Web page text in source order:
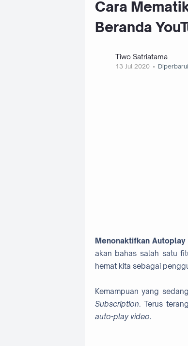
Cara
Beranda
Tiwo Satriatama
13 Jul 2020
Menonaktifkan Autoplay
akan bahas salah satu
hemat kita sebagai
Kemampuan yang
Subscription. Terus
auto-play video.